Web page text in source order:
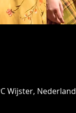
Wijster, Nederland